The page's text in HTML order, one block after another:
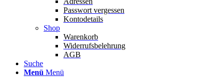
Passwort vergessen
Kontodetails
Shop
Warenkorb
Widerrufsbelehrung
AGB
Suche
Menü Menü